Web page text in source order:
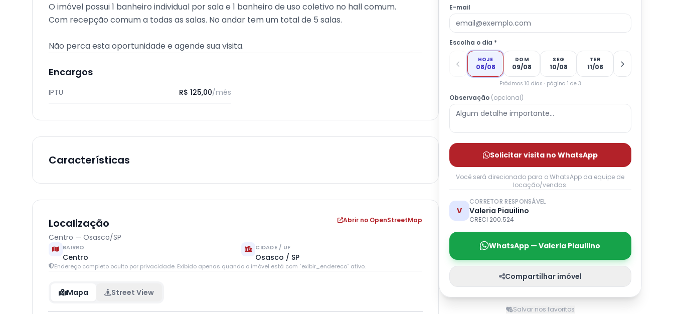
O imóvel possui 1 banheiro individual por sala e 1 banheiro de uso coletivo no hall comum.
Com recepção comum a todas as salas. No andar tem um total de 5 salas.
Não perca esta oportunidade e agende sua visita.
Encargos
IPTU R$ 125,00/mês
Características
Localização
Centro — Osasco/SP
Abrir no OpenStreetMap
BAIRRO
Centro
CIDADE / UF
Osasco / SP
Endereço completo oculto por privacidade. Exibido apenas quando o imóvel está com `exibir_endereco` ativo.
Mapa Street View
E-mail
Escolha o dia *
HOJE
08/08
DOM
09/08
SEG
10/08
TER
11/08
Próximos 10 dias · página 1 de 3
Observação (opcional)
Solicitar visita no WhatsApp
Você será direcionado para o WhatsApp da equipe de
locação/vendas.
V
CORRETOR RESPONSÁVEL
Valeria Piauilino
CRECI 200.524
WhatsApp — Valeria Piauilino
Compartilhar imóvel
Salvar nos favoritos